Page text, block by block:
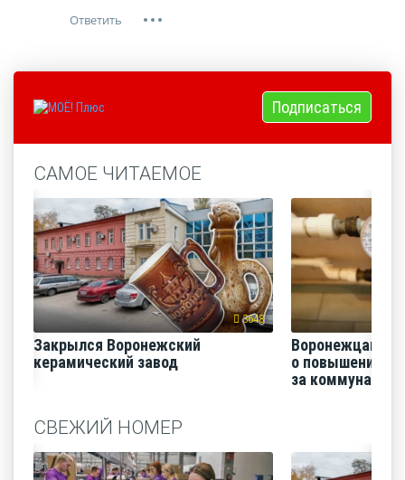
Подписаться
САМОЕ ЧИТАЕМОЕ
3648
Закрылся Воронежский
керамический завод
Воронежцам
о повышении
за
СВЕЖИЙ НОМЕР